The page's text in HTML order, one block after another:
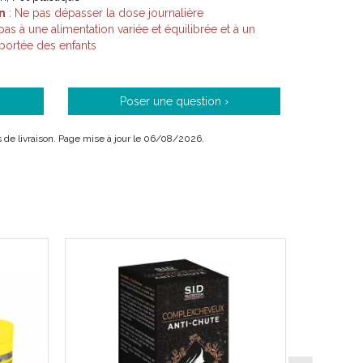
un grand verre d' eau en dehors des repas.
à utiliser dans le cadre d' une alimentation
' (200 mg d'extrait de partie aérienne titré à 1 % en
xylitol, agents d' enrobage :
gélatine.
d' Escholtzia, soit 4 mg d' alcaloïdes pour 2
: Ne pas dépasser la dose journalière
à une alimentation variée et équilibrée et à un
des enfants
Poser une question ›
de livraison. Page mise à jour le 06/08/2026.